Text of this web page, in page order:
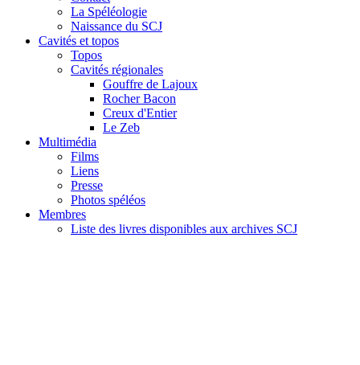
La Spéléologie
Naissance du SCJ
Cavités et topos
Topos
Cavités régionales
Gouffre de Lajoux
Rocher Bacon
Creux d'Entier
Le Zeb
Multimédia
Films
Liens
Presse
Photos spéléos
Membres
Liste des livres disponibles aux archives SCJ